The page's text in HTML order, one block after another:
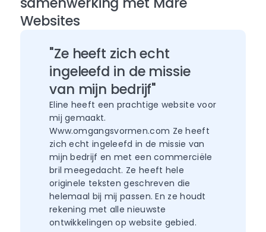
Websites
"Ze heeft zich echt
ingeleefd in de missie
van mijn bedrijf"
Eline heeft een prachtige website voor
mij gemaakt.
Www.omgangsvormen.com Ze heeft
zich echt ingeleefd in de missie van
mijn bedrijf en met een commerciële
bril meegedacht. Ze heeft hele
originele teksten geschreven die
helemaal bij mij passen. En ze houdt
rekening met alle nieuwste
ontwikkelingen op website gebied.